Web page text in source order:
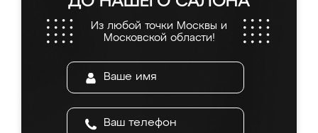
Из любой точки Москвы и
Московской области!